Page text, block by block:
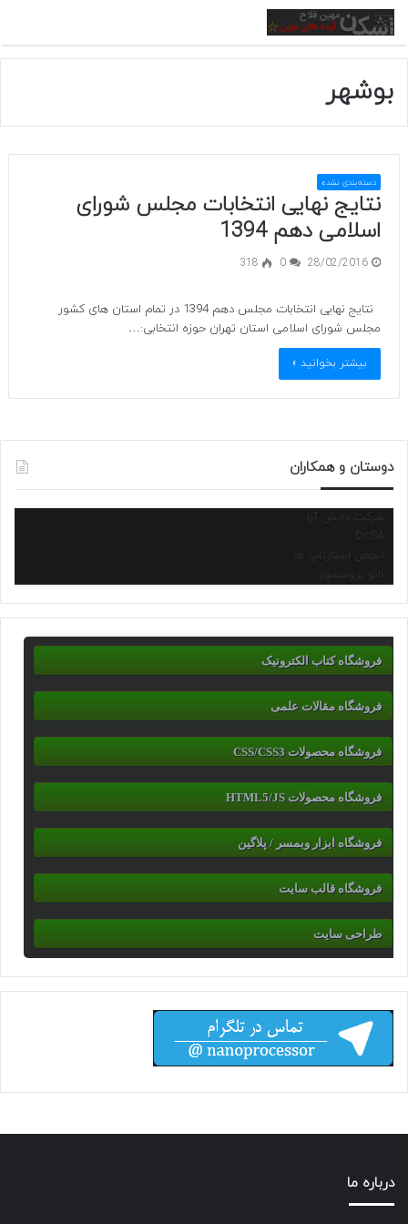
منو
بوشهر
دسته‌بندی نشده
نتایج نهایی انتخابات مجلس شورای
اسلامی دهم 1394
28/02/2016
0
318
نتایج نهایی انتخابات مجلس دهم 1394 در تمام استان های کشور
مجلس شورای اسلامی استان تهران حوزه انتخابی:…
بیشتر بخوانید »
دوستان و همکاران
شرکت دانش آرا
انجمن استارتاپ ها
نانو پروسسور
فروشگاه کتاب الکترونیک
فروشگاه مقالات علمی
فروشگاه محصولات CSS/CSS3
فروشگاه محصولات HTML5/JS
فروشگاه ابزار وبمسر / پلاگین
فروشگاه قالب سایت
طراحی سایت
درباره ما